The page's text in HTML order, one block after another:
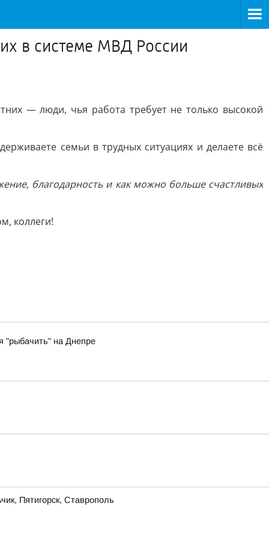
в системе МВД России
— люди, чья работа требует не только высокой
семьи в трудных ситуациях и делаете всё
благодарность и как можно больше счастливых
коллеги!
"рыбачить" на Днепре
Пятигорск, Ставрополь